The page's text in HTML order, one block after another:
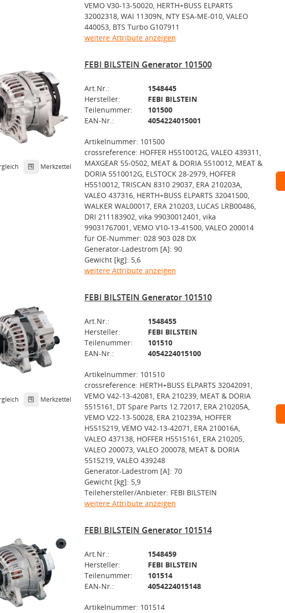
VEMO V30-13-50020, HERTH+BUSS ELPARTS
32002318, WAI 11309N, NTY ESA-ME-010, VALEO
440053, BTS Turbo G107911
weitere Attribute anzeigen
Merkzettel
FEBI BILSTEIN Generator 101500
Art.Nr.:
1548445
Hersteller:
FEBI BILSTEIN
Teilenummer:
101500
EAN-Nr.:
4054224015001
Artikelnummer: 101500
crossreference: HOFFER H5510012G, VALEO 439311,
MAXGEAR 55-0502, MEAT & DORIA 5510012, MEAT &
DORIA 5510012G, ELSTOCK 28-2979, HOFFER
H5510012, TRISCAN 8310 29037, ERA 210203A,
VALEO 437316, HERTH+BUSS ELPARTS 32041500,
WALKER WAL00017, ERA 210203, LUCAS LRB00486,
DRI 211183902, vika 99030012401, vika
99031767001, VEMO V10-13-41500, VALEO 200014
für OE-Nummer: 028 903 028 DX
Generator-Ladestrom [A]: 90
Gewicht [kg]: 5,6
weitere Attribute anzeigen
Merkzettel
FEBI BILSTEIN Generator 101510
Art.Nr.:
1548455
Hersteller:
FEBI BILSTEIN
Teilenummer:
101510
EAN-Nr.:
4054224015100
Artikelnummer: 101510
crossreference: HERTH+BUSS ELPARTS 32042091,
VEMO V42-13-42081, ERA 210239, MEAT & DORIA
5515161, DT Spare Parts 12.72017, ERA 210205A,
VEMO V22-13-50028, ERA 210239A, HOFFER
H5515219, VEMO V42-13-42071, ERA 210016A,
VALEO 437138, HOFFER H5515161, ERA 210205,
VALEO 200073, VALEO 200078, MEAT & DORIA
5515219, VALEO 439248
Generator-Ladestrom [A]: 70
Gewicht [kg]: 5,9
Teilehersteller/Anbieter: FEBI BILSTEIN
weitere Attribute anzeigen
FEBI BILSTEIN Generator 101514
Art.Nr.:
1548459
Hersteller:
FEBI BILSTEIN
Teilenummer:
101514
EAN-Nr.:
4054224015148
Artikelnummer: 101514